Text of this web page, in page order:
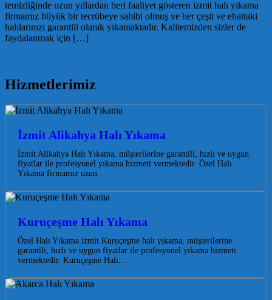
temizliğinde uzun yıllardan beri faaliyet gösteren izmit halı yıkama
firmamız büyük bir tecrübeye sahibi olmuş ve her çeşit ve ebattaki
halılarınızı garantili olarak yıkamaktadır. Kalitemizden sizler de
faydalanmak için […]
Hizmetlerimiz
İzmit Alikahya Halı Yıkama
İzmit Alikahya Halı Yıkama, müşterilerine garantili, hızlı ve uygun
fiyatlar ile profesyonel yıkama hizmeti vermektedir. Özel Halı
Yıkama firmamız uzun…
Kuruçeşme Halı Yıkama
Özel Halı Yıkama izmit Kuruçeşme halı yıkama, müşterilerine
garantili, hızlı ve uygun fiyatlar ile profesyonel yıkama hizmeti
vermektedir. Kuruçeşme Halı…